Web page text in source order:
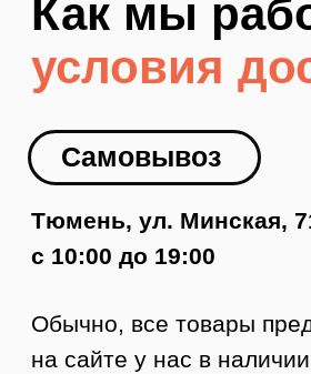
руб.
1. Оформляете заявку на сайте.
2. Менеджер с вами связывается,
подтверждает заказ и оформляет
доставку.
4. Вы осматриваете товар.
5. Если все устраивает, то покупаете.
Доставка по РФ
Заказы отправляем в любой город
России. Стоимость доставки
рассчитывается по тарифам ТК +